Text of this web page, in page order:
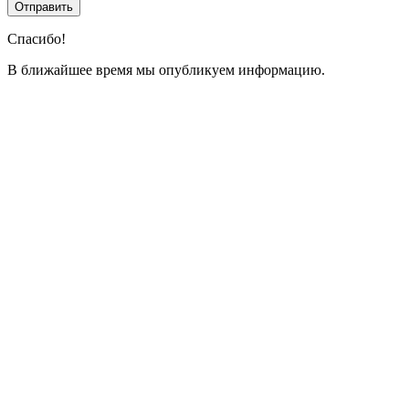
Спасибо!
В ближайшее время мы опубликуем информацию.